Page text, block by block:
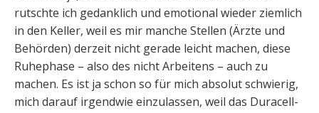
rutschte ich gedanklich und emotional wieder ziemlich
in den Keller, weil es mir manche Stellen (Ärzte und
Behörden) derzeit nicht gerade leicht machen, diese
Ruhephase – also des nicht Arbeitens – auch zu
machen. Es ist ja schon so für mich absolut schwierig,
mich darauf irgendwie einzulassen, weil das Duracell-